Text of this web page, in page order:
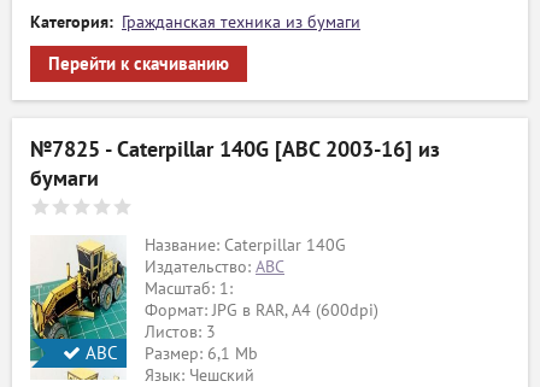
Категория: Гражданская техника из бумаги
Перейти к скачиванию
№7825 - Caterpillar 140G [ABC 2003-16] из
бумаги
АВС
Название: Caterpillar 140G
Издательство: ABC
Масштаб: 1:
Формат: JPG в RAR, А4 (600dpi)
Листов: 3
Размер: 6,1 Mb
Язык: Чешский